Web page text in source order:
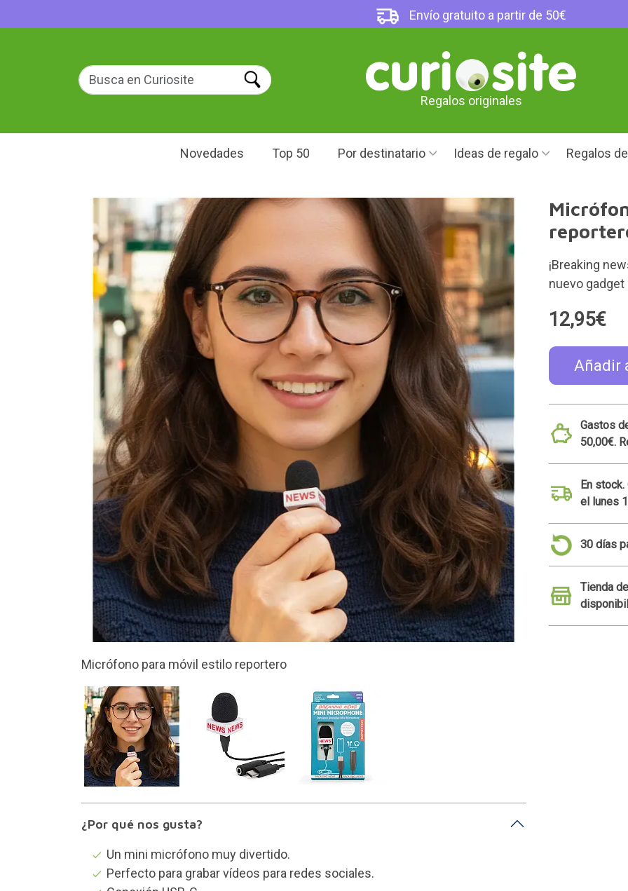
Envío gratuito a partir de 50€
Regalos originales
Novedades Top 50 Por destinatario Ideas de regalo Regalos
Se conecta por USB-C
¡Breaking
nuevo
12,95€
Añadir
Gastos
50,00€.
En
el lunes
30 días
Tienda
¿Por qué nos gusta?
Un mini micrófono muy divertido.
Perfecto para grabar vídeos para redes sociales.